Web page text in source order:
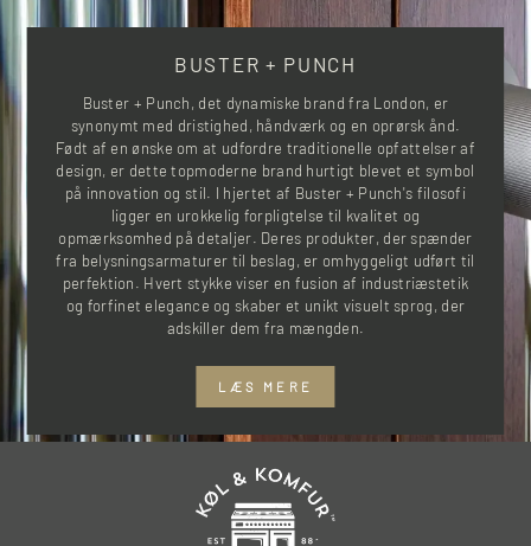
BUSTER + PUNCH
Buster + Punch, det dynamiske brand fra London, er
synonymt med dristighed, håndværk og en oprørsk ånd.
Født af en ønske om at udfordre traditionelle opfattelser af
design, er dette topmoderne brand hurtigt blevet et symbol
på innovation og stil. I hjertet af Buster + Punch's filosofi
ligger en urokkelig forpligtelse til kvalitet og
opmærksomhed på detaljer. Deres produkter, der spænder
fra belysningsarmaturer til beslag, er omhyggeligt udført til
perfektion. Hvert stykke viser en fusion af industriæstetik
og forfinet elegance og skaber et unikt visuelt sprog, der
adskiller dem fra mængden.
LÆS MERE